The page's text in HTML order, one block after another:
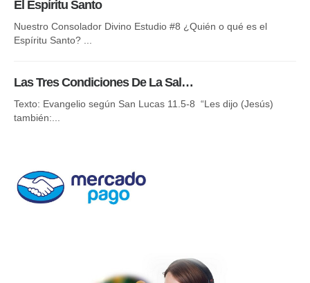
El Espíritu Santo
Nuestro Consolador Divino Estudio #8 ¿Quién o qué es el
Espíritu Santo? ...
Las Tres Condiciones De La Sal…
Texto: Evangelio según San Lucas 11.5-8 “Les dijo (Jesús)
también:...